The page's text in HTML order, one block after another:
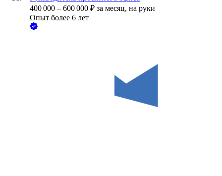
400 000 – 600 000 ₽ за месяц, на руки
Опыт более 6 лет